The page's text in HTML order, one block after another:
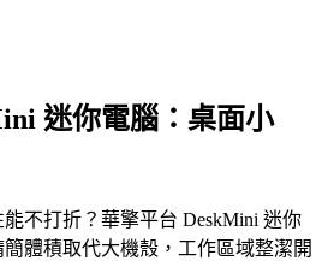
迷你電腦：桌面小
不打折？華擎平台 DeskMini 迷你
體積取代大機殼，工作區域整潔開